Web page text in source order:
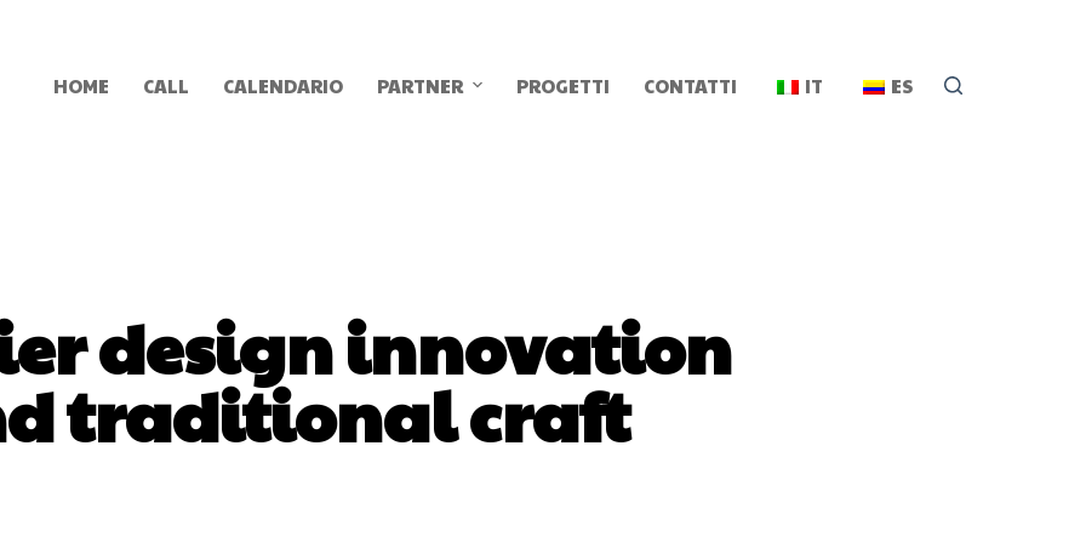
HOME CALL CALENDARIO PARTNER PROGETTI CONTATTI IT ES
design innovation
traditional craft